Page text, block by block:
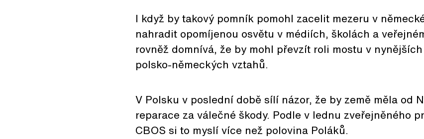
I když by takový pomník pomohl zacelit mezeru v
nahradit opomíjenou osvětu v médiích, školách a
rovněž domnívá, že by mohl převzít roli mostu v
polsko-německých vztahů.
V Polsku v poslední době sílí názor, že by země měla od
reparace za válečné škody. Podle v lednu zveřejněného
CBOS si to myslí více než polovina Poláků.